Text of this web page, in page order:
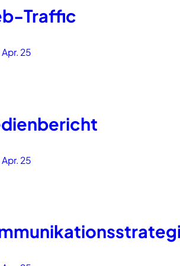
Traffic
Apr. 25
Apr. 25